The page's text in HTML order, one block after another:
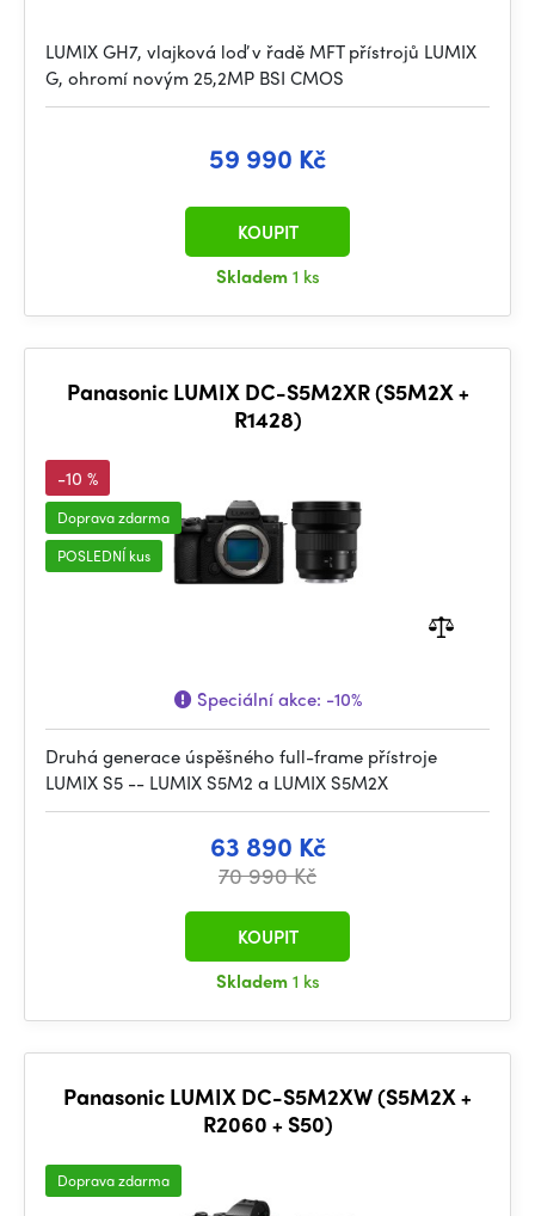
LUMIX GH7, vlajková loď v řadě MFT přístrojů LUMIX
G, ohromí novým 25,2MP BSI CMOS
59 990 Kč
Skladem1 ks
KOUPIT
Panasonic LUMIX DC-S5M2XR (S5M2X +
R1428)
-10 %
Doprava zdarma
POSLEDNÍ kus
Speciální akce: -10%
Druhá generace úspěšného full-frame přístroje
LUMIX S5 -- LUMIX S5M2 a LUMIX S5M2X
63 890 Kč
70 990 Kč
Skladem1 ks
KOUPIT
Panasonic LUMIX DC-S5M2XW (S5M2X +
R2060 + S50)
Doprava zdarma